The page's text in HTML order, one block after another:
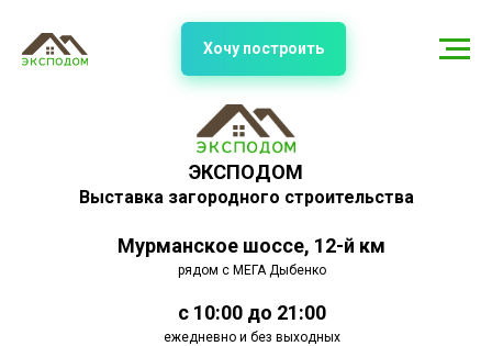
ЭКСПОДОМ
Выставка загородного строительства
Мурманское шоссе, 12-й км
рядом с МЕГА Дыбенко
с 10:00 до 21:00
ежедневно и без выходных
Хочу построить